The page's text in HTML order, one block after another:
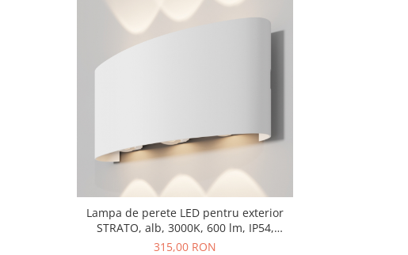
Lampa de perete LED pentru exterior
STRATO, alb, 3000K, 600 lm, IP54,
lungime 16.5 cm - MAYTONI
315,00 RON